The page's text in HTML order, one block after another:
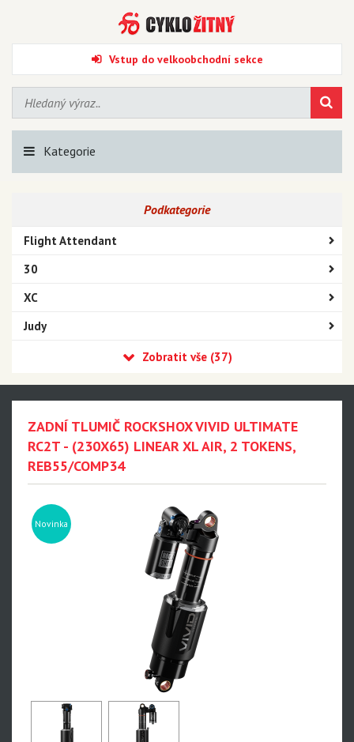
Vstup do velkoobchodní sekce
Kategorie
Podkategorie
Flight Attendant
30
XC
Judy
Reba
35
Revelation
Pike
Paragon
ZADNÍ TLUMIČ ROCKSHOX VIVID ULTIMATE
RC2T - (230X65) LINEAR XL AIR, 2 TOKENS,
REB55/COMP34
Novinka